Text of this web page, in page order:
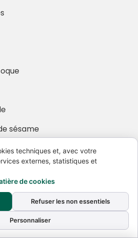
sésame
sulfureux et sulfites
€ 0,00
techniques et, avec votre
externes, statistiques et
de cookies
Refuser les non essentiels
Personnaliser